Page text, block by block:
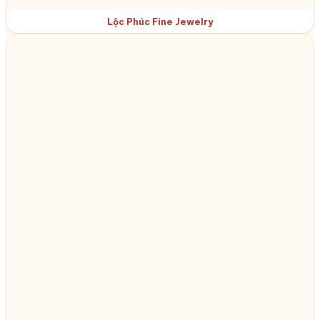
Lộc Phúc Fine Jewelry